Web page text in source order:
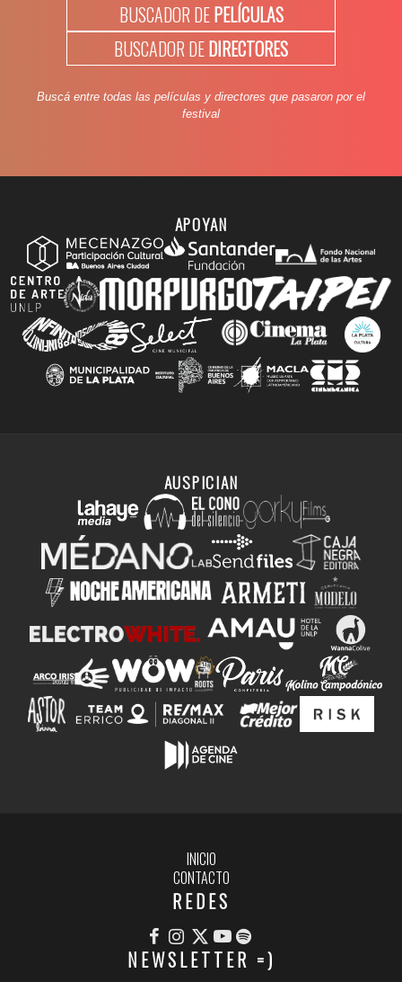
BUSCADOR DEPELÍCULAS
BUSCADOR DEDIRECTORES
Buscá entre todas las películas y directores que pasaron por el
festival
APOYAN
AUSPICIAN
INICIO
CONTACTO
REDES
NEWSLETTER =)